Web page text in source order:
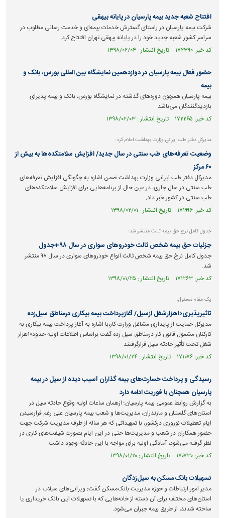
افتتاح شعبه جدید بیمه پارسیان در پایانه بیهقی
شرکت بیمه پارسیان در راستای گسترش خدمات بیمه‌ای و خدمت رسانی مطلوب در
سراسر کشور شعبه جدید خود را در پایانه بیهقی تهران افتتاح کرد.
کد خبر: ۱۷۲۳۹۰ تاریخ انتشار : ۱۳۹۸/۰۲/۰۴
حضور فعال بیمه پارسیان در دوازدهمین نمایشگاه بین المللی بورس، بانک و
بیمه
بیمه پارسیان همچون دوره‌های گذشته در نمایشگاه بورس، بانک و بیمه پذیرای
بازدیدگنندگان می‌باشد.
کد خبر: ۱۷۲۲۶۵ تاریخ انتشار : ۱۳۹۸/۰۲/۰۳
مدیرکل دفتر طب ایرانی وزارت بهداشت اعلام کرد:
وضعیت تعرفه‌های طب سنتی در سال جدید/ افزایش سلامتکده‌ها به بیش از
۶۰ مرکز
مدیرکل دفتر طب ایرانی وزارت بهداشت ضمن اشاره به چگونگی افزایش تعرفه‌های
طب سنتی در سال جاری، در عین حال از برنامه‌هایی برای افزایش سلامتکده‌های
طب سنتی در کشور خبر داد.
کد خبر: ۱۷۱۹۹۶ تاریخ انتشار : ۱۳۹۸/۰۲/۰۱
جدول کامل نرخ حق بیمه ثالث منتشر شد؛
جزئیات حق بیمه شخص ثالث خودرو‌های سواری در سال ۹۸+جدول
جدول کامل نرخ حق بیمه شخص ثالث انواع خودرو‌های سواری در سال ۹۸ منتشر
شد.
کد خبر: ۱۷۱۲۶۳ تاریخ انتشار : ۱۳۹۸/۰۱/۲۵
یک مقام مسئول:
تاثیرپذیری۱۰هزارشغل ازسیل/ آغازپرداخت بیمه بیکاری درمناطق سیل‌زده
مدیرکل حمایت از پایداری مشاغل وزارت کار،با اشاره به آغاز پرداخت بیمه بیکاری به
کارکنان مشمول قانون کار درمناطق سیل زده گفت:براساس اطلاعات اولیه حدود۱۰هزار
شغل تحت تأثیر حادثه سیل قرارگرفتند.
کد خبر: ۱۷۱۰۷۶ تاریخ انتشار : ۱۳۹۸/۰۱/۲۴
رسیدگی و پرداخت خسارت‌های بیمه گذاران آسیب دیده از سیل در بیمه
پارسیان همچنان با فوریت ادامه دارد
به گزارش روابط عمومی بیمه پارسیان؛ ازهمان ساعات اولیه وقوع حادثه سیل در
استان‌های گلستان و مازندران، مدیریت‌ها و شعب بیمه پارسیان علی رغم فرارسیدن
ایام تعطیلات نوروزی درکشور، با تمهیداتی که هر ساله از طرف مدیریت شرکت جهت
حضور همکاران در شعب و مدیریت‌ها حتی در این ایام بصورت شیفت‌های کاری در
نظر گرفته می‌شود، آمادگی اولیه برای مواجه با این حادثه وجود داشت.
کد خبر: ۱۷۰۷۳۰ تاریخ انتشار : ۱۳۹۸/۰۱/۲۰
تسهیلات بانک مسکن به سیل‌زدگان
مدیر امور ارتباطات و حوزه مدیریت بانک‌مسکن گفت: ویرانی‌های سیلاب در
استان‌های مختلف برای آن دسته از خانه‌هایی که با تسهیلات این بانک خریداری یا
ساخته شدند، از طریق بیمه جبران می‌شود.